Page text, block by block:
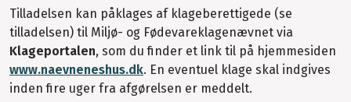
Tilladelsen kan påklages af klageberettigede (se
tilladelsen) til Miljø- og Fødevareklagenævnet via
Klageportalen, som du finder et link til på hjemmesiden
www.naevneneshus.dk. En eventuel klage skal indgives
inden fire uger fra afgørelsen er meddelt.